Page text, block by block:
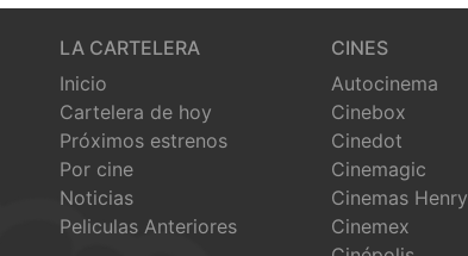
LA CARTELERA
Inicio
Cartelera de hoy
Próximos estrenos
Por cine
Noticias
Peliculas Anteriores
CINES
Autocinema
Cinebox
Cinedot
Cinemagic
Cinemas Henry
Cinemex